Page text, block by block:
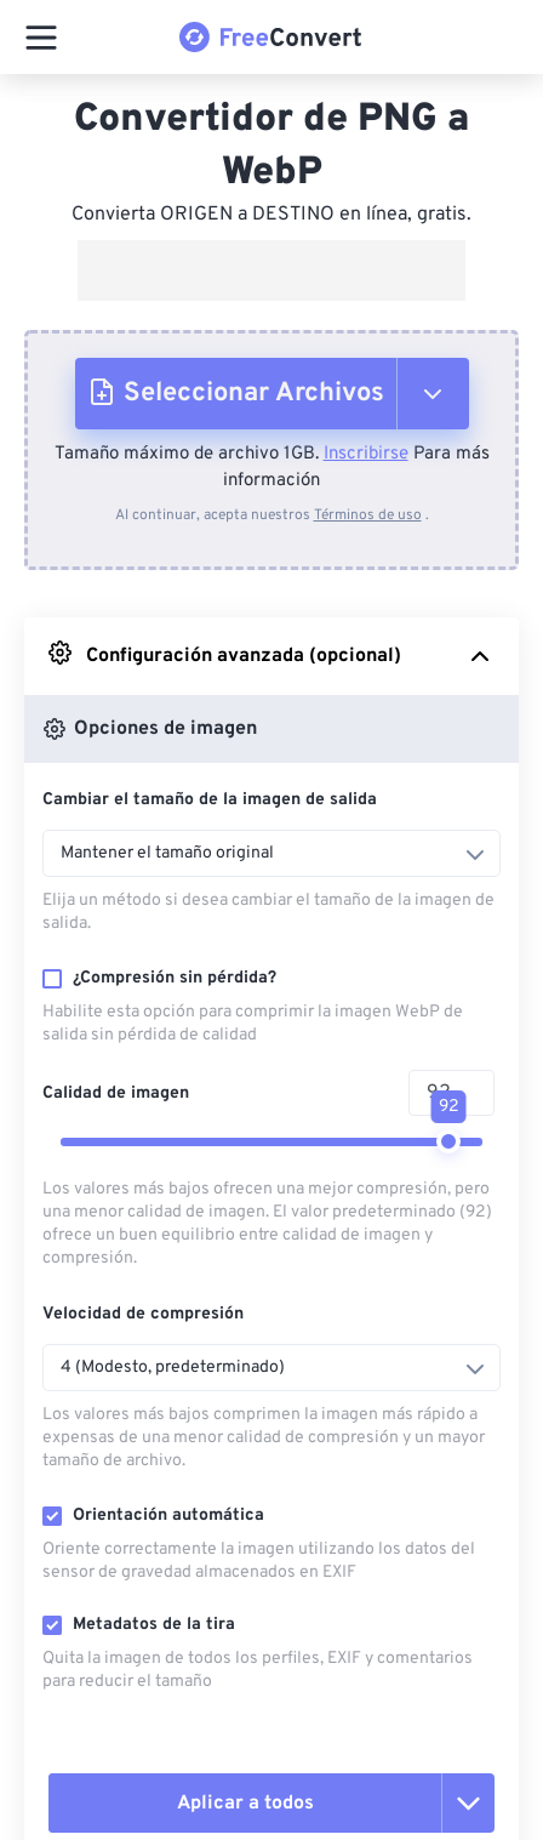
Convertidor de PNG a
WebP
Convierta ORIGEN a DESTINO en línea, gratis.
Seleccionar Archivos
Desde el dispositivo
Desde Google Drive
Desde OneDrive
Desde URL
Tamaño máximo de archivo 1GB.InscribirsePara más
información
Al continuar, acepta nuestros Términos de uso .
Configuración avanzada (opcional)
Opciones de imagen
Cambiar el tamaño de la imagen de salida
Mantener el tamaño original
Elija un método si desea cambiar el tamaño de la imagen de
salida.
¿Compresión sin pérdida?
Habilite esta opción para comprimir la imagen WebP de
salida sin pérdida de calidad
Calidad de imagen
92
Los valores más bajos ofrecen una mejor compresión, pero
una menor calidad de imagen. El valor predeterminado (92)
ofrece un buen equilibrio entre calidad de imagen y
compresión.
Velocidad de compresión
4 (Modesto, predeterminado)
Los valores más bajos comprimen la imagen más rápido a
expensas de una menor calidad de compresión y un mayor
tamaño de archivo.
Orientación automática
Oriente correctamente la imagen utilizando los datos del
sensor de gravedad almacenados en EXIF
Metadatos de la tira
Quita la imagen de todos los perfiles, EXIF ​​y comentarios
para reducir el tamaño
Aplicar a todos